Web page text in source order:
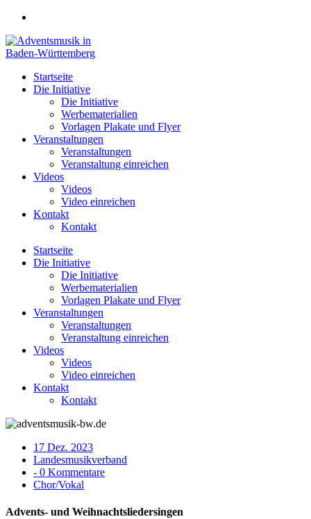
Zum
springen
Startseite
Die Initiative
Die Initiative
Werbematerialien
Vorlagen Plakate und Flyer
Veranstaltungen
Veranstaltungen
Veranstaltung einreichen
Videos
Videos
Video einreichen
Kontakt
Kontakt
Startseite
Die Initiative
Die Initiative
Werbematerialien
Vorlagen Plakate und Flyer
Veranstaltungen
Veranstaltungen
Veranstaltung einreichen
Videos
Videos
Video einreichen
Kontakt
Kontakt
17 Dez. 2023
Landesmusikverband
- 0 Kommentare
Chor/Vokal
Advents- und Weihnachtsliedersingen